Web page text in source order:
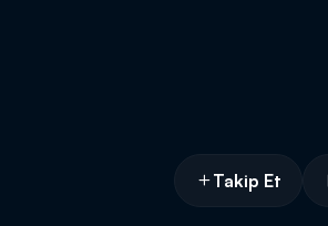
Takip Et